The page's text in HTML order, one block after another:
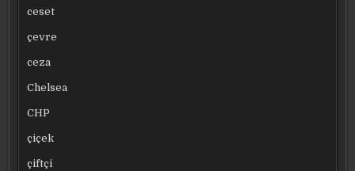
ceset
çevre
ceza
Chelsea
CHP
çiçek
çiftçi